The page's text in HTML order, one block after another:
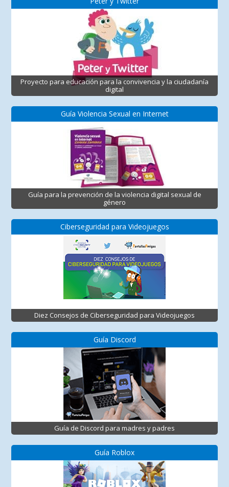
Proyecto para educación para la convivencia y la ciudadanía
digital
Guía Violencia Sexual en Internet
Guía para la prevención de la violencia digital sexual de
género
Ciberseguridad para Videojuegos
Diez Consejos de Ciberseguridad para Videojuegos
Guía Discord
Guía de Discord para madres y padres
Guía Roblox